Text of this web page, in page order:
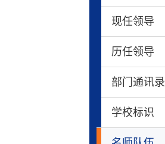
现任领导
历任领导
部门通讯录
学校标识